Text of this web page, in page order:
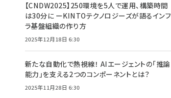
【CNDW2025】250環境を5人で運用、構築時間
は30分に ーKINTOテクノロジーズが語るインフ
ラ基盤組織の作り方
2025年12月18日 6:30
新たな自動化で熱視線！ AIエージェントの「推論
能力」を支える2つのコンポーネントとは？
2025年11月28日 6:30